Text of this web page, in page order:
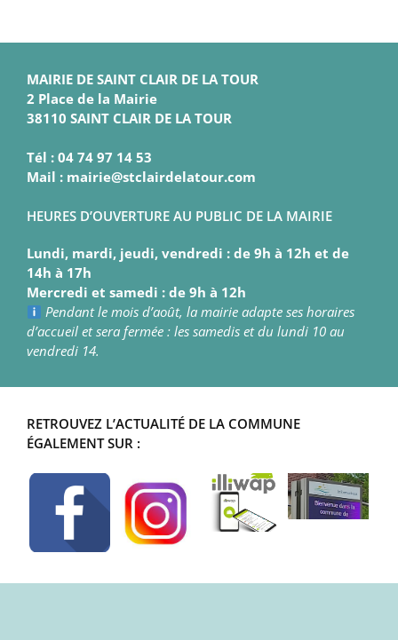
MAIRIE DE SAINT CLAIR DE LA TOUR
2 Place de la Mairie
38110 SAINT CLAIR DE LA TOUR
Tél : 04 74 97 14 53
Mail : mairie@stclairdelatour.com
HEURES D’OUVERTURE AU PUBLIC DE LA MAIRIE
Lundi, mardi, jeudi, vendredi : de 9h à 12h et de
14h à 17h
Mercredi et samedi : de 9h à 12h
Pendant le mois d’août, la mairie adapte ses horaires
d’accueil et sera fermée : les samedis et du lundi 10 au
vendredi 14.
RETROUVEZ L’ACTUALITÉ DE LA COMMUNE
ÉGALEMENT SUR :